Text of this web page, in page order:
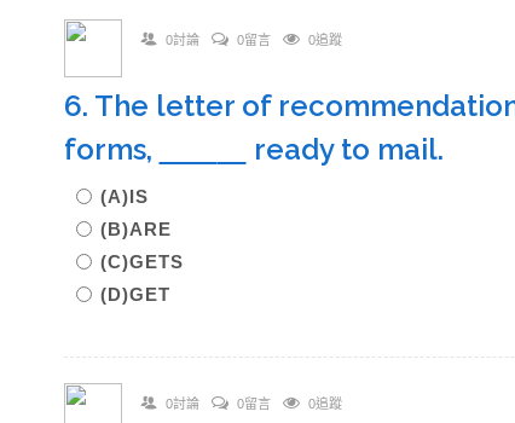
0討論 0留言 0追蹤
6. The letter of
forms,
ready to mail.
(A)IS
(B)ARE
(C)GETS
(D)GET
0討論 0留言 0追蹤